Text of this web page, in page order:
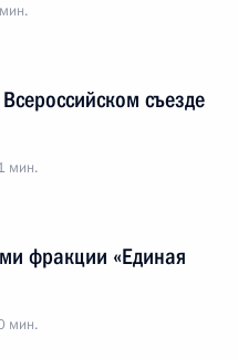
съезде
мин.
фракции «Единая
мин.